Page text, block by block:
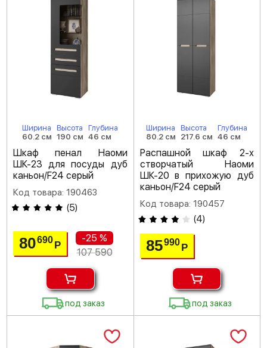
Ширина
60.2 см
Высота
190 см
Глубина
46 см
Шкаф пенал Наоми
ШК-23 для посуды дуб
каньон/F24 серый
Код товара: 190463
(5)
80690Р
-25 %
107 590
под заказ
Ширина
80.2 см
Высота
217.6 см
Глубина
46 см
Распашной шкаф 2-х
створчатый Наоми
ШК-20 в прихожую дуб
каньон/F24 серый
Код товара: 190457
(4)
85990 Р
под заказ